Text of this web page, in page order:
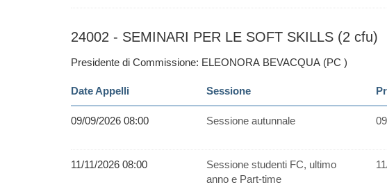
24002 - SEMINARI PER LE SOFT SKILLS (2 cfu)
Presidente di Commissione: ELEONORA BEVACQUA (PC )
Date Appelli Sessione
09/09/2026 08:00 Sessione autunnale
11/11/2026 08:00
Sessione studenti FC, ultimo
anno e Part-time